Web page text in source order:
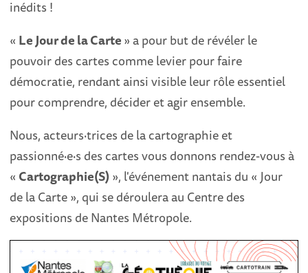
inédits !
« Le Jour de la Carte» a pour but de révéler le
pouvoir des cartes comme levier pour faire
démocratie, rendant ainsi visible leur rôle essentiel
pour comprendre, décider et agir ensemble.
Nous, acteurs·trices de la cartographie et
passionné·e·s des cartes vous donnons rendez-vous à
« Cartographie(S) », l'événement nantais du « Jour
de la Carte », qui se déroulera au Centre des
expositions de Nantes Métropole.